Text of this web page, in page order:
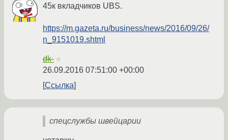
45к вкладчиков UBS.
https://m.gazeta.ru/business/news/2016/09/26/
n_9151019.shtml
dk- ☆
26.09.2016 07:51:00 +00:00
Ссылка
спецслужбы швейцарии